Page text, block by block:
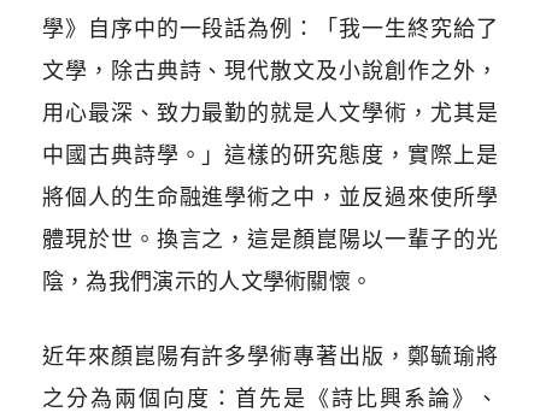
學》自序中的一段話為例：「我一生終究給了
文學，除古典詩、現代散文及小說創作之外，
用心最深、致力最勤的就是人文學術，尤其是
中國古典詩學。」這樣的研究態度，實際上是
將個人的生命融進學術之中，並反過來使所學
體現於世。換言之，這是顏崑陽以一輩子的光
陰，為我們演示的人文學術關懷。
近年來顏崑陽有許多學術專著出版，鄭毓瑜將
之分為兩個向度：首先是《詩比興系論》、